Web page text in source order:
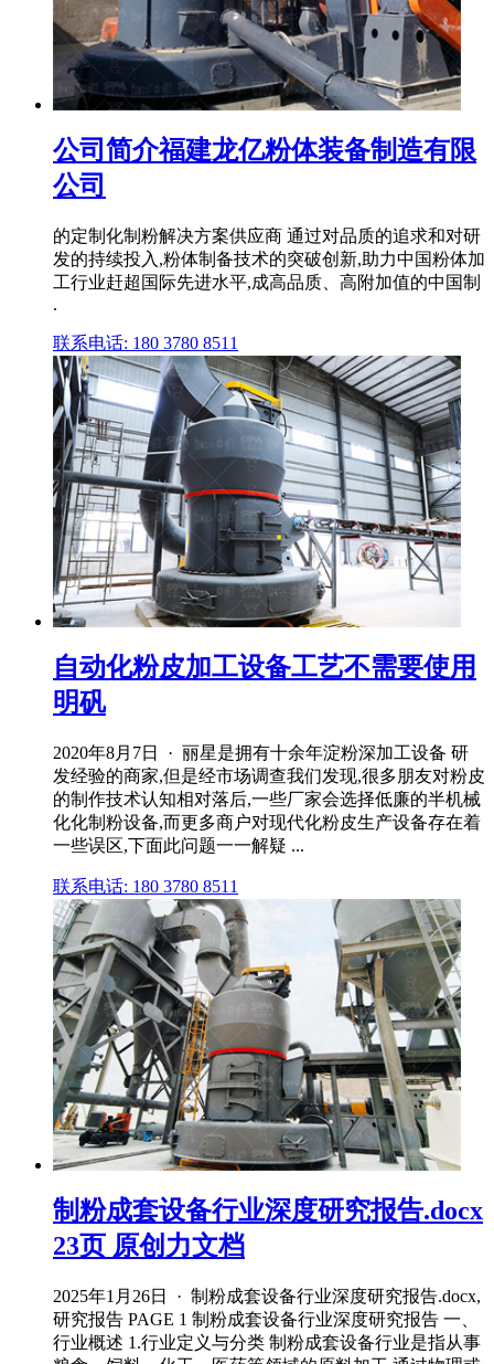
公司简介福建龙亿粉体装备制造有限
公司
的定制化制粉解决方案供应商 通过对品质的追求和对研
发的持续投入,粉体制备技术的突破创新,助力中国粉体加
工行业赶超国际先进水平,成高品质、高附加值的中国制
.
联系电话: 180 3780 8511
自动化粉皮加工设备工艺不需要使用
明矾
2020年8月7日 · 丽星是拥有十余年淀粉深加工设备 研
发经验的商家,但是经市场调查我们发现,很多朋友对粉皮
的制作技术认知相对落后,一些厂家会选择低廉的半机械
化化制粉设备,而更多商户对现代化粉皮生产设备存在着
一些误区,下面此问题一一解疑 ...
联系电话: 180 3780 8511
制粉成套设备行业深度研究报告.docx
23页 原创力文档
2025年1月26日 · 制粉成套设备行业深度研究报告.docx,
研究报告 PAGE 1 制粉成套设备行业深度研究报告 一、
行业概述 1.行业定义与分类 制粉成套设备行业是指从事